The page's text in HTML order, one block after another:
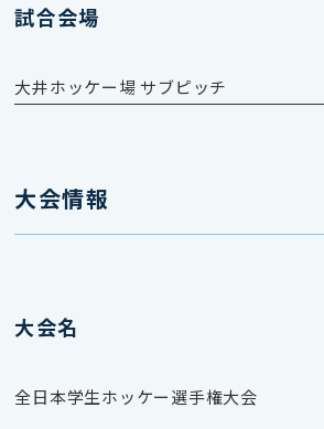
試合会場
大井ホッケー場 サブピッチ
大会情報
大会名
全日本学生ホッケー選手権大会